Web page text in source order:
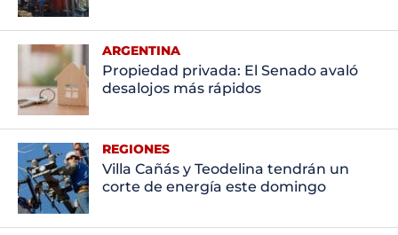
ARGENTINA
Propiedad privada: El Senado avaló
desalojos más rápidos
REGIONES
Villa Cañás y Teodelina tendrán un
corte de energía este domingo